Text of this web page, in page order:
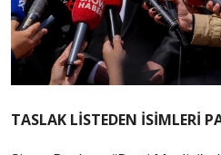
TASLAK LİSTEDEN İSİMLERİ